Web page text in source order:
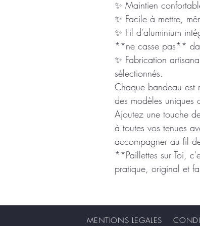
✨ Maintien
✨ Facile à mettre,
✨ Fil d'aluminium
**ne casse pas**
✨ Fabrication
sélectionnés.
Chaque bandeau est
des modèles uniques
Ajoutez une touche
à toutes vos tenues
accompagner au fil
**Paillettes sur Toi,
pratique, original et
MENTIONS LEGALES